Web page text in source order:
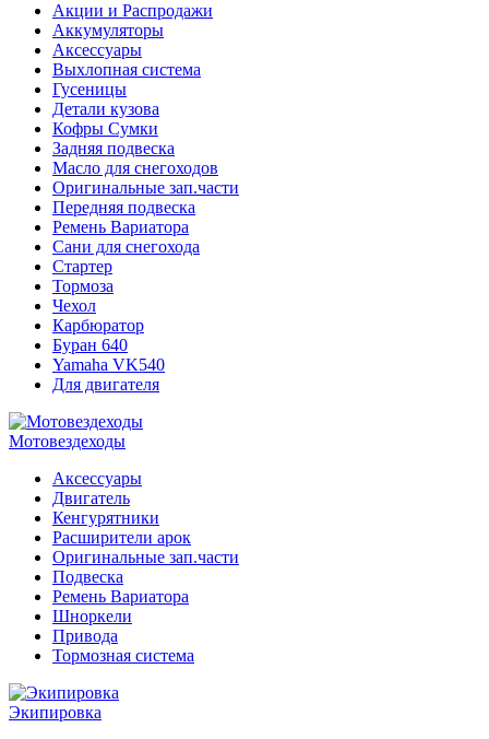
Акции и Распродажи
Аккумуляторы
Аксессуары
Выхлопная система
Гусеницы
Детали кузова
Кофры Сумки
Задняя подвеска
Масло для снегоходов
Оригинальные зап.части
Передняя подвеска
Ремень Вариатора
Сани для снегохода
Стартер
Тормоза
Чехол
Карбюратор
Буран 640
Yamaha VK540
Для двигателя
Мотовездеходы
Аксессуары
Двигатель
Кенгурятники
Расширители арок
Оригинальные зап.части
Подвеска
Ремень Вариатора
Шноркели
Привода
Тормозная система
Экипировка